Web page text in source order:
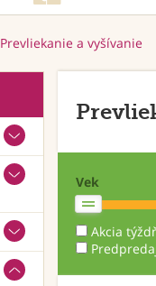
Prevliekanie a vyšívanie
Vek
Akcia